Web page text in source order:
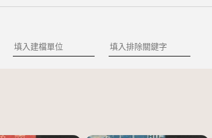
建檔單位 排除關鍵字